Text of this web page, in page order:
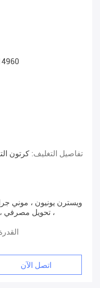
تفاصيل التغليف: كرتون
، تحويل مصرفي ،
اتصل الآن